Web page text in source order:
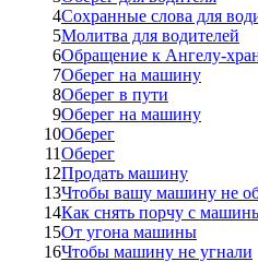
4Сохранные слова для
5Молитва для водителей
6Обращение к Ангелу-
7Оберег на машину
8Оберег в пути
9Оберег на машину
10Оберег
11Оберег
12Продать машину
13Чтобы вашу машину не
14Как снять порчу с
15От угона машины
16Чтобы машину не угнали